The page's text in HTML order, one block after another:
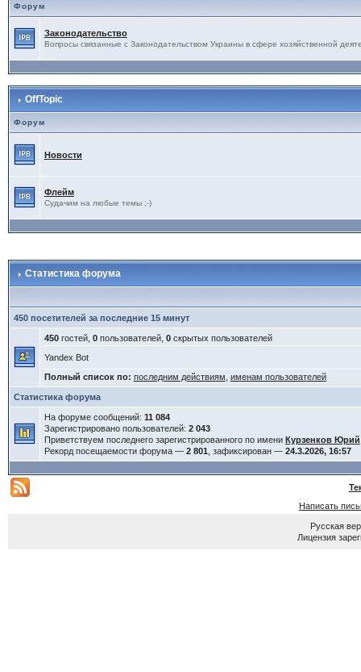
Форум
Законодательство
Вопросы связанные с Законодательством Украины в сфере хозяйственной
OffTopic
Форум
Новости
Флейм
Судачим на любые темы ;-)
Статистика форума
450 посетителей за последние 15 минут
450гостей, 0пользователей, 0скрытых пользователей
Yandex Bot
Полный список по: последним действиям именам пользователей
Статистика форума
На форуме сообщений: 11 084
Зарегистрировано пользователей: 2 043
Приветствуем последнего зарегистрированного по имени Курзенков Юрий
Рекорд посещаемости форума — 2 801 , зафиксирован — 24.3.2026, 16:57
Написать
Русская
Лицензия